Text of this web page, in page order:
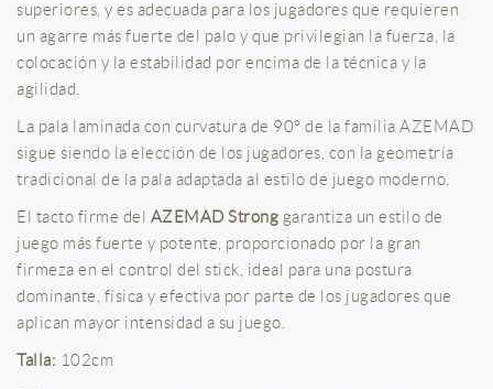
superiores, y es adecuada para los jugadores que requieren
un agarre más fuerte del palo y que privilegian la fuerza, la
colocación y la estabilidad por encima de la técnica y la
agilidad.
La pala laminada con curvatura de 90° de la familia AZEMAD
sigue siendo la elección de los jugadores, con la geometría
tradicional de la pala adaptada al estilo de juego moderno.
El tacto firme del AZEMAD Strong garantiza un estilo de
juego más fuerte y potente, proporcionado por la gran
firmeza en el control del stick, ideal para una postura
dominante, física y efectiva por parte de los jugadores que
aplican mayor intensidad a su juego.
Talla: 102cm